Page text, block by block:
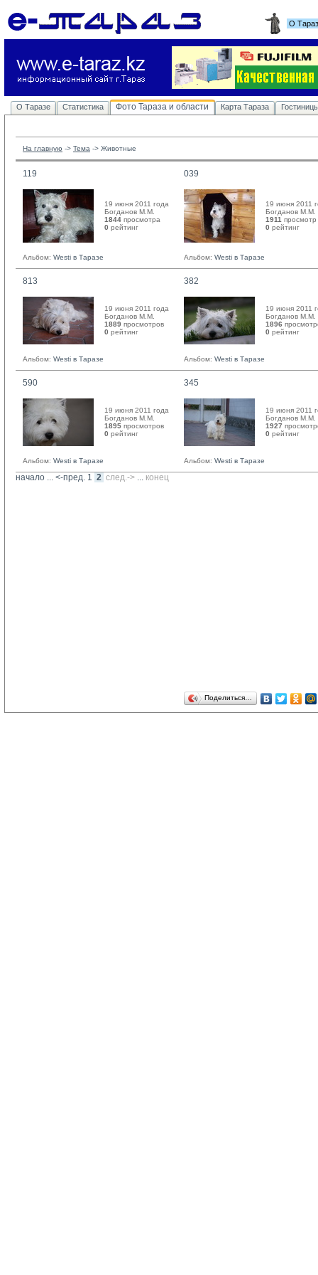
О
О Таразе Статистика Фото Тараза и области Карта Тараза
На главную -> Тема -> Животные
119
19 июня 2011 года
Богданов М.М.
1844 просмотра
0 рейтинг
Альбом: Westi в Таразе
039
19 июня 2011
Богданов М.М.
1911 просмотр
0 рейтинг
Альбом: Westi в Таразе
813
19 июня 2011 года
Богданов М.М.
1889 просмотров
0 рейтинг
Альбом: Westi в Таразе
382
19 июня 2011
Богданов М.М.
1896
0 рейтинг
Альбом: Westi в Таразе
590
19 июня 2011 года
Богданов М.М.
1895 просмотров
0 рейтинг
Альбом: Westi в Таразе
345
19 июня 2011
Богданов М.М.
1927
0 рейтинг
Альбом: Westi в Таразе
начало ... <-пред. 1 2 след.-> ... конец
Поделиться…